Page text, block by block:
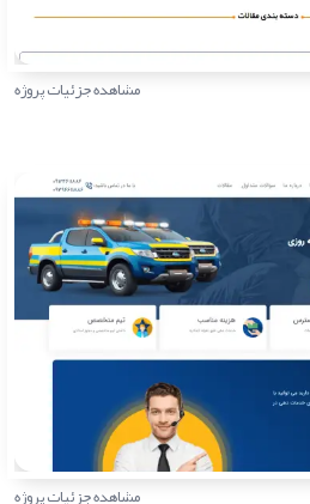
مشاهده جزئیات پروژه
مشاهده جزئیات پروژه